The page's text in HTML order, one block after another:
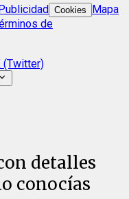
Cookies
Mapa
de
(Twitter)
detalles
conocías